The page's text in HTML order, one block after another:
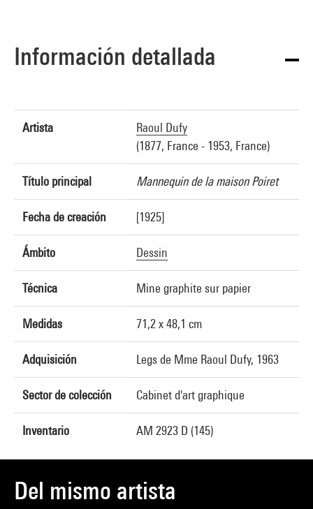
Información detallada
Artista
Raoul Dufy
(1877, France - 1953, France)
Título principal Mannequin de la maison Poiret
Fecha de creación [1925]
Ámbito Dessin
Técnica Mine graphite sur papier
Medidas 71,2 x 48,1 cm
Adquisición Legs de Mme Raoul Dufy, 1963
Sector de colección Cabinet d'art graphique
Inventario AM 2923 D (145)
Del mismo artista